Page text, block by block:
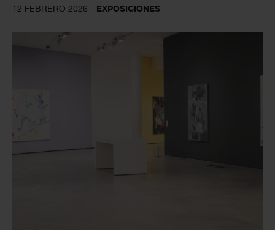
12 FEBRERO 2026 EXPOSICIONES